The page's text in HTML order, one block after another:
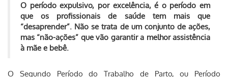
O período expulsivo, por excelência, é o período em
que os profissionais de saúde tem mais que
“desaprender”. Não se trata de um conjunto de ações,
mas “não-ações” que vão garantir a melhor assistência
à mãe e bebê.
O Segundo Período do Trabalho de Parto, ou Período